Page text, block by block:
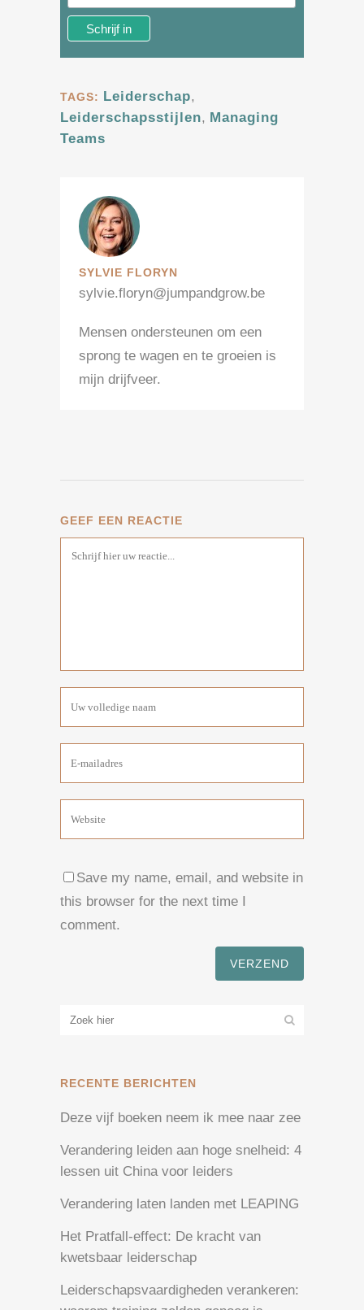
TAGS: Leiderschap,
Leiderschapsstijlen, Managing
Teams
SYLVIE FLORYN
sylvie.floryn@jumpandgrow.be
Mensen ondersteunen om een
sprong te wagen en te groeien is
mijn drijfveer.
GEEF EEN REACTIE
Save my name, email, and website in
this browser for the next time I
comment.
RECENTE BERICHTEN
Deze vijf boeken neem ik mee naar zee
Verandering leiden aan hoge snelheid: 4
lessen uit China voor leiders
Verandering laten landen met LEAPING
Het Pratfall-effect: De kracht van
kwetsbaar leiderschap
Leiderschapsvaardigheden verankeren: